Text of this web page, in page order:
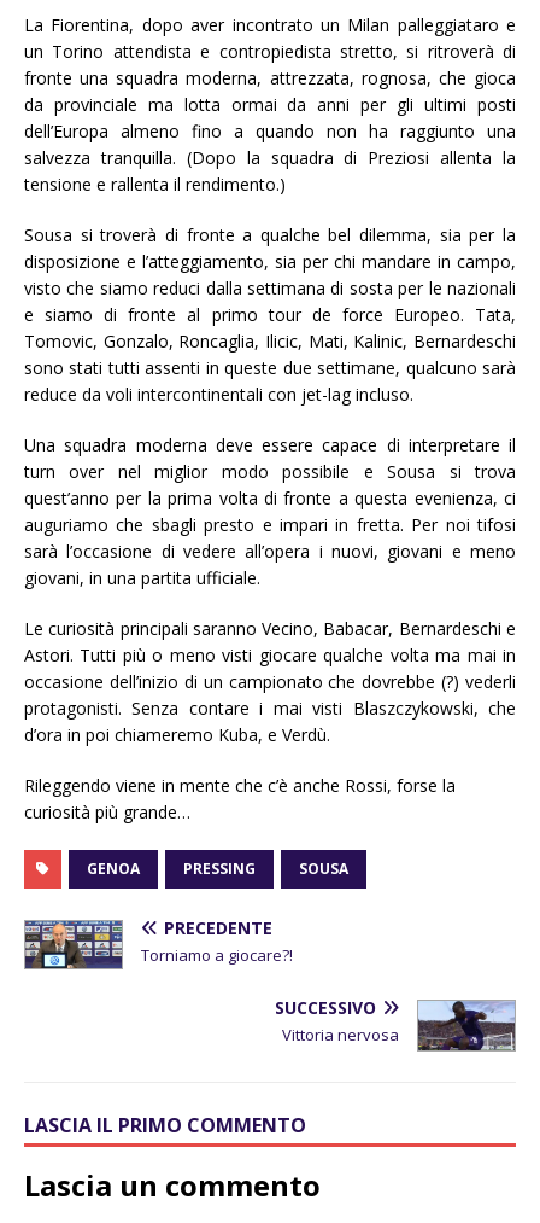
La Fiorentina, dopo aver incontrato un Milan palleggiataro e
un Torino attendista e contropiedista stretto, si ritroverà di
fronte una squadra moderna, attrezzata, rognosa, che gioca
da provinciale ma lotta ormai da anni per gli ultimi posti
dell’Europa almeno fino a quando non ha raggiunto una
salvezza tranquilla. (Dopo la squadra di Preziosi allenta la
tensione e rallenta il rendimento.)
Sousa si troverà di fronte a qualche bel dilemma, sia per la
disposizione e l’atteggiamento, sia per chi mandare in campo,
visto che siamo reduci dalla settimana di sosta per le nazionali
e siamo di fronte al primo tour de force Europeo. Tata,
Tomovic, Gonzalo, Roncaglia, Ilicic, Mati, Kalinic, Bernardeschi
sono stati tutti assenti in queste due settimane, qualcuno sarà
reduce da voli intercontinentali con jet-lag incluso.
Una squadra moderna deve essere capace di interpretare il
turn over nel miglior modo possibile e Sousa si trova
quest’anno per la prima volta di fronte a questa evenienza, ci
auguriamo che sbagli presto e impari in fretta. Per noi tifosi
sarà l’occasione di vedere all’opera i nuovi, giovani e meno
giovani, in una partita ufficiale.
Le curiosità principali saranno Vecino, Babacar, Bernardeschi e
Astori. Tutti più o meno visti giocare qualche volta ma mai in
occasione dell’inizio di un campionato che dovrebbe (?) vederli
protagonisti. Senza contare i mai visti Blaszczykowski, che
d’ora in poi chiameremo Kuba, e Verdù.
Rileggendo viene in mente che c’è anche Rossi, forse la
curiosità più grande…
GENOA PRESSING SOUSA
PRECEDENTE
Torniamo a giocare?!
SUCCESSIVO
Vittoria nervosa
LASCIA IL PRIMO COMMENTO
Lascia un commento